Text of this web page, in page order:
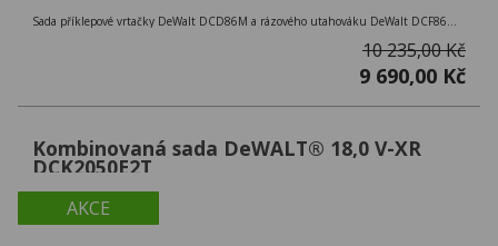
Sada příklepové vrtačky DeWalt DCD86M a rázového utahováku DeWalt DCF86M edice McLaren F1 Team s bezuhlíkovým motorem 18V 2x 5,0Ah
10 235,00 Kč
9 690,00 Kč
AKCE
Kombinovaná sada DeWALT® 18,0 V-XR
DCK2050E2T